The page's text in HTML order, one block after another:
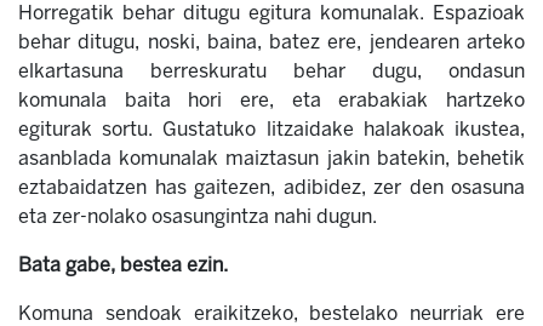
Horregatik behar ditugu egitura komunalak. Espazioak
behar ditugu, noski, baina, batez ere, jendearen arteko
elkartasuna berreskuratu behar dugu, ondasun
komunala baita hori ere, eta erabakiak hartzeko
egiturak sortu. Gustatuko litzaidake halakoak ikustea,
asanblada komunalak maiztasun jakin batekin, behetik
eztabaidatzen has gaitezen, adibidez, zer den osasuna
eta zer-nolako osasungintza nahi dugun.
Bata gabe, bestea ezin.
Komuna sendoak eraikitzeko, bestelako neurriak ere